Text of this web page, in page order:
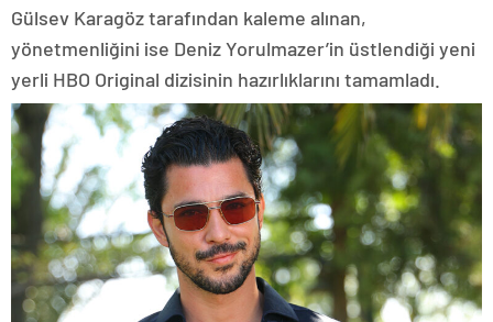
Gülsev Karagöz tarafından kaleme alınan,
yönetmenliğini ise Deniz Yorulmazer’in üstlendiği yeni
yerli HBO Original dizisinin hazırlıklarını tamamladı.